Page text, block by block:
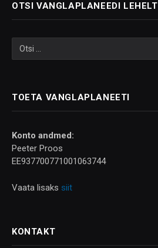
OTSI VANGLAPLANEEDI LEHELT
TOETA VANGLAPLANEETI
Konto andmed:
Peeter Proos
EE937700771001063744
Vaata lisaks siit
KONTAKT